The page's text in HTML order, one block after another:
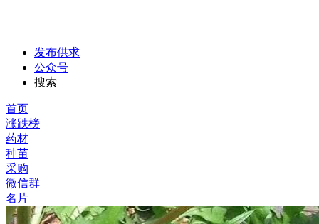
发布供求
公众号
搜索
首页
涨跌榜
药材
种苗
采购
微信群
名片